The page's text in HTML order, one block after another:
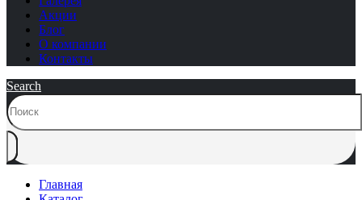
Акции
Блог
О компании
Контакты
Search
Главная